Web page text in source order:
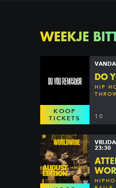
WEEKJE
KOOP
TICKETS
DO
HIP
10
23:30